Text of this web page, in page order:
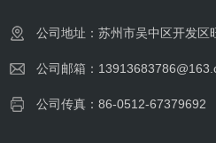
公司地址：苏州市吴中区开发区
公司邮箱：
公司传真：86-0512-67379692